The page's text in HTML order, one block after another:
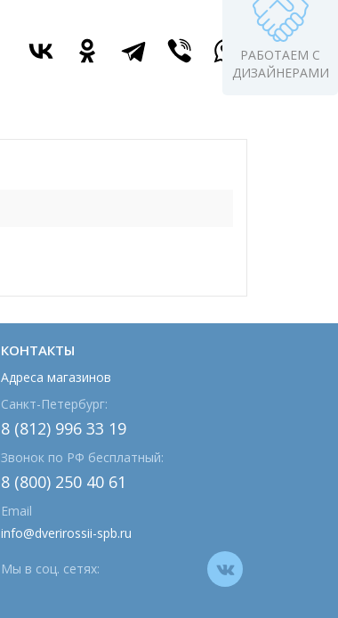
РАБОТАЕМ С
ДИЗАЙНЕРАМИ
КОНТАКТЫ
Адреса магазинов
Санкт-Петербург:
8 (812) 996 33 19
Звонок по РФ бесплатный:
8 (800) 250 40 61
Email
info@dverirossii-spb.ru
Мы в соц. сетях: